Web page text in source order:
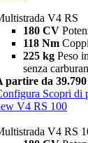
V4 RS
180 CV
118 Nm
225 kg Peso
senza
partire da
Scopri di
V4 RS 100
V4 RS